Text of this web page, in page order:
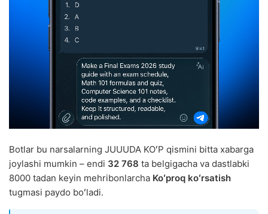
Botlar bu narsalarning JUUUDA KOʻP qismini bitta xabarga
joylashi mumkin – endi 32 768 ta belgigacha va dastlabki
8000 tadan keyin mehribonlarcha Koʻproq koʻrsatish
tugmasi paydo boʻladi.